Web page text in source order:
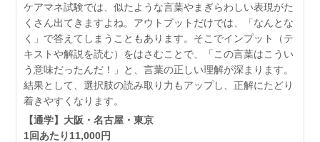
ケアマネ試験では、似たような言葉やまぎらわしい表現がた
くさん出てきますよね。アウトプットだけでは、「なんとな
く」で答えてしまうこともあります。そこでインプット（テ
キストや解説を読む）をはさむことで、「この言葉はこうい
う意味だったんだ！」と、言葉の正しい理解が深まります。
結果として、選択肢の読み取り力もアップし、正解にたどり
着きやすくなります。
【通学】大阪・名古屋・東京
1回あたり11,000円